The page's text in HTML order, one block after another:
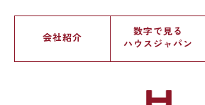
会社紹介
数字で見る
ハウスジャパン